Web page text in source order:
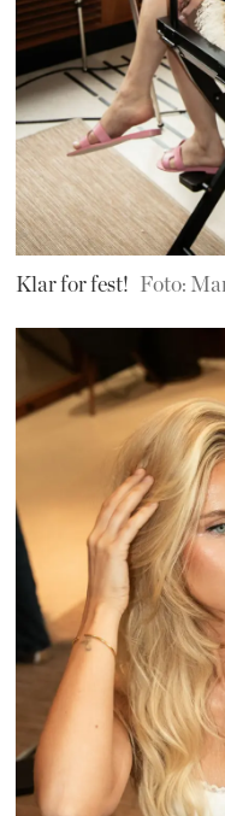
Klar for fest! Foto: